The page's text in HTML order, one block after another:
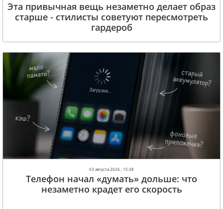
Эта привычная вещь незаметно делает образ
старше - стилисты советуют пересмотреть
гардероб
03 августа 2026 , 15:38
Телефон начал «думать» дольше: что
незаметно крадет его скорость